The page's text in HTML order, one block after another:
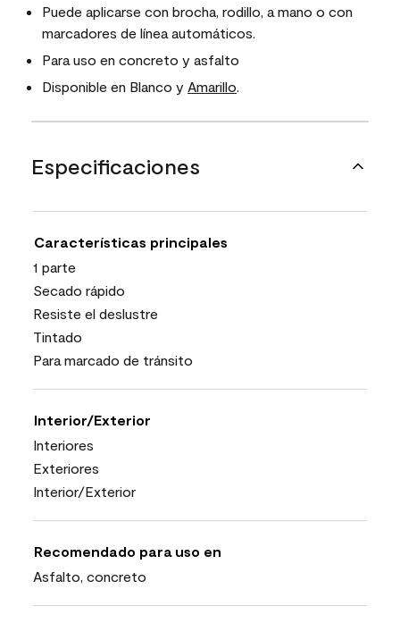
Puede aplicarse con brocha, rodillo, a mano o con
marcadores de línea automáticos.
Para uso en concreto y asfalto
Disponible en Blanco y Amarillo.
Especificaciones
Características principales
1 parte
Secado rápido
Resiste el deslustre
Tintado
Para marcado de tránsito
Interior/Exterior
Interiores
Exteriores
Interior/Exterior
Recomendado para uso en
Asfalto, concreto